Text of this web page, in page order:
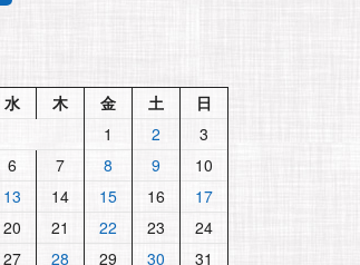
水 木 金 土
日
1
2
3
6 7 8 9
10
13 14 15 16
17
20 21 22 23
24
27 28 29 30 31